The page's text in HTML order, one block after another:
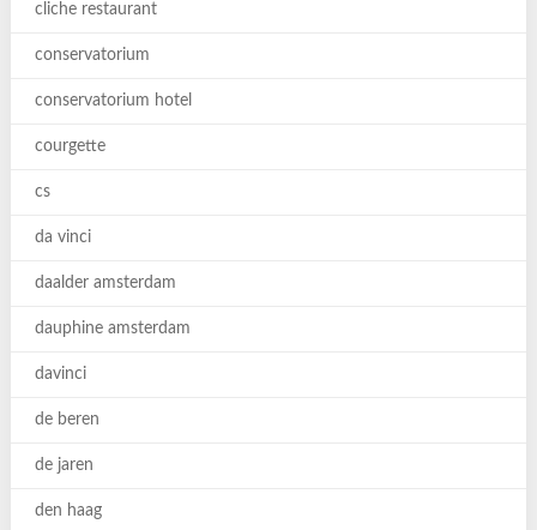
cliche restaurant
conservatorium
conservatorium hotel
courgette
cs
da vinci
daalder amsterdam
dauphine amsterdam
davinci
de beren
de jaren
den haag